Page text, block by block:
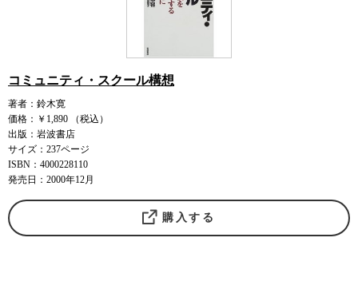
コミュニティ・スクール構想
著者：鈴木寛
価格：￥1,890 （税込）
出版：岩波書店
サイズ：237ページ
ISBN：4000228110
発売日：2000年12月
購入する